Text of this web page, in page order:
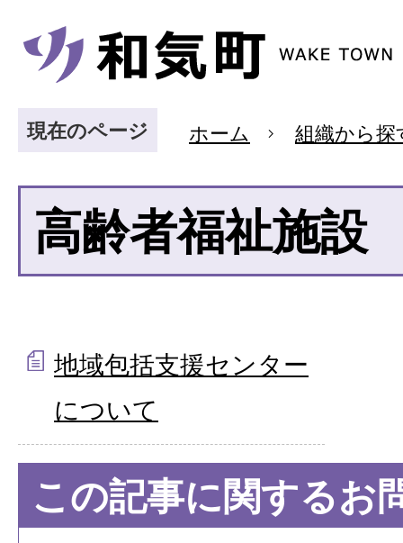
現在のページ ホーム 組織から探
高齢者福祉施設
地域包括支援センター
について
この記事に関するお